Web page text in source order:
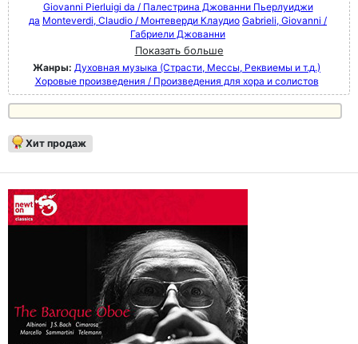
Giovanni Pierluigi da / Палестрина Джованни Пьерлуиджи
да Monteverdi, Claudio / Монтеверди Клаудио Gabrieli, Giovanni /
Габриели Джованни
Показать больше
Жанры: Духовная музыка (Страсти, Мессы, Реквиемы и т.д.)
Хоровые произведения / Произведения для хора и солистов
Хит продаж